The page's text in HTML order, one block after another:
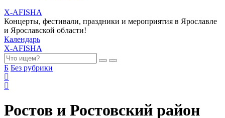
X-AFISHA
Концерты, фестивали, праздники и мероприятия в Ярославле
и Ярославской области!
Календарь
X-AFISHA
Б Без рубрики
Ростов и Ростовский район